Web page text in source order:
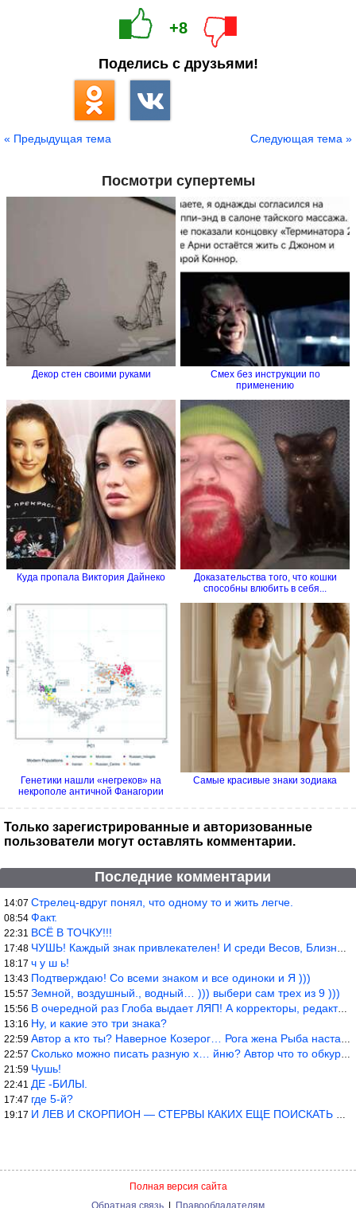
+8
Поделись с друзьями!
« Предыдущая тема Следующая тема »
Посмотри супертемы
Декор стен своими руками
Смех без инструкции по
применению
Куда пропала Виктория Дайнеко
Доказательства того, что кошки
способны влюбить в себя...
Генетики нашли «негреков» на
некрополе античной Фанагории
Самые красивые знаки зодиака
Только зарегистрированные и авторизованные
пользователи могут оставлять комментарии.
Последние комментарии
14:07 Стрелец-вдруг понял, что одному то и жить легче.
08:54 Факт.
22:31 ВСЁ В ТОЧКУ!!!
17:48 ЧУШЬ! Каждый знак привлекателен! И среди Весов, Близнецов встреч
18:17 ч у ш ь!
13:43 Подтверждаю! Со всеми знаком и все одиноки и Я )))
15:57 Земной, воздушный., водный… ))) выбери сам трех из 9 )))
15:56 В очередной раз Глоба выдает ЛЯП! А корректоры, редакторы пропус
13:16 Ну, и какие это три знака?
22:59 Автор а кто ты? Наверное Козерог… Рога жена Рыба наставила ))
22:57 Сколько можно писать разную х… йню? Автор что то обкурился?
21:59 Чушь!
22:41 ДЕ -БИЛЫ.
17:47 где 5-й?
19:17 И ЛЕВ И СКОРПИОН — СТЕРВЫ КАКИХ ЕЩЕ ПОИСКАТЬ НАДО
Полная версия сайта